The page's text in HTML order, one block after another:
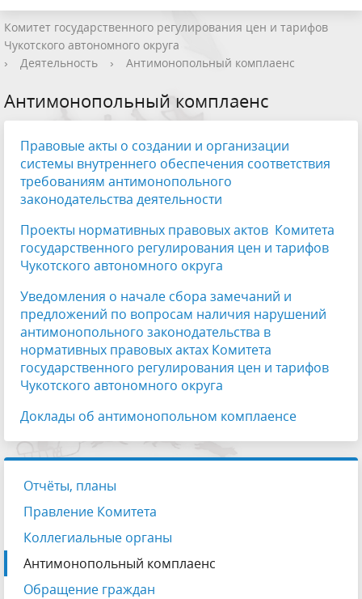
Комитет государственного регулирования цен и тарифов
Чукотского автономного округа
›
Деятельность › Антимонопольный комплаенс
Антимонопольный комплаенс
Правовые акты о создании и организации
системы внутреннего обеспечения соответствия
требованиям антимонопольного
законодательства деятельности
Проекты нормативных правовых актов Комитета
государственного регулирования цен и тарифов
Чукотского автономного округа
Уведомления о начале сбора замечаний и
предложений по вопросам наличия нарушений
антимонопольного законодательства в
нормативных правовых актах Комитета
государственного регулирования цен и тарифов
Чукотского автономного округа
Доклады об антимонопольном комплаенсе
Отчёты, планы
Правление Комитета
Коллегиальные органы
Антимонопольный комплаенс
Обращение граждан